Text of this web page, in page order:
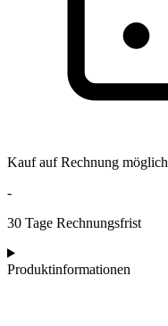
Kauf auf Rechnung möglich
-
30 Tage Rechnungsfrist
Produktinformationen